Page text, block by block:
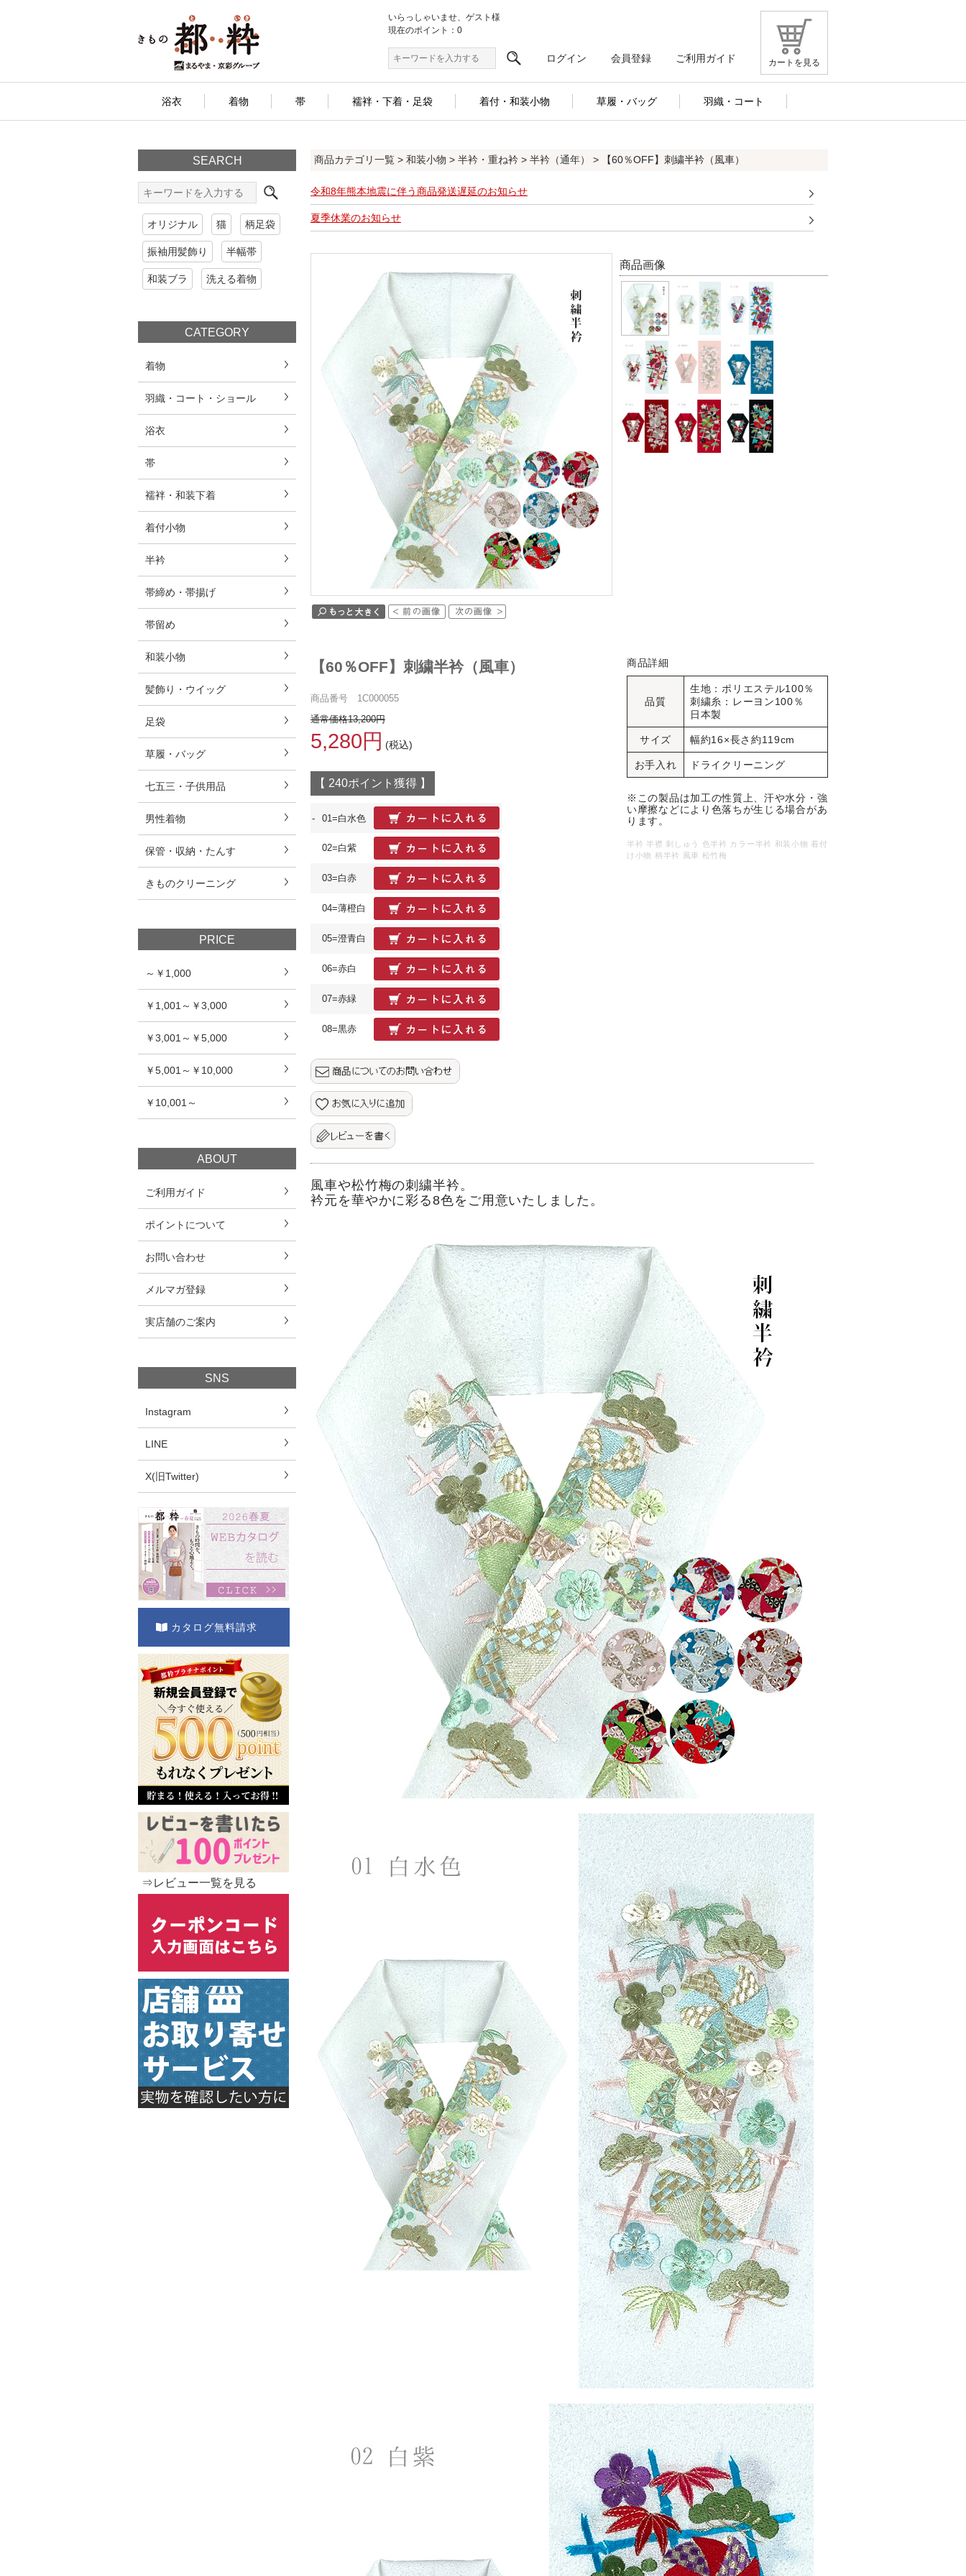
カートを見る
いらっしゃいませ、ゲスト様
現在のポイント：0
ログイン 会員登録 ご利用ガイド
浴衣 着物 帯 襦袢・下着・足袋 着付・和装小物 草履・バッグ 羽織・コート
SEARCH
オリジナル 猫 柄足袋
振袖用髪飾り 半幅帯
和装ブラ 洗える着物
CATEGORY
着物
羽織・コート・ショール
浴衣
帯
襦袢・和装下着
着付小物
半衿
帯締め・帯揚げ
帯留め
和装小物
髪飾り・ウイッグ
足袋
草履・バッグ
七五三・子供用品
男性着物
保管・収納・たんす
きものクリーニング
PRICE
～￥1,000
￥1,001～￥3,000
￥3,001～￥5,000
￥5,001～￥10,000
￥10,001～
ABOUT
ご利用ガイド
ポイントについて
お問い合わせ
メルマガ登録
実店舗のご案内
SNS
Instagram
LINE
X(旧Twitter)
カタログ無料請求
⇒レビュー一覧を見る
商品カテゴリ一覧 > 和装小物 > 半衿・重ね衿 > 半衿（通年） > 【60％OFF】刺繍半衿（風車）
令和8年熊本地震に伴う商品発送遅延のお知らせ
夏季休業のお知らせ
商品画像
商品詳細
品質
生地：ポリエステル100％
刺繍糸：レーヨン100％
日本製
サイズ 幅約16×長さ約119cm
お手入れ ドライクリーニング
※この製品は加工の性質上、汗や水分・強
い摩擦などにより色落ちが生じる場合があ
ります。
半衿 半襟 刺しゅう 色半衿 カラー半衿 和装小物 着付
け小物 柄半衿 風車 松竹梅
【60％OFF】刺繍半衿（風車）
商品番号 1C000055
通常価格13,200円
5,280円 (税込)
【 240ポイント獲得 】
- 01=白水色
02=白紫
03=白赤
04=薄橙白
05=澄青白
06=赤白
07=赤緑
08=黒赤
風車や松竹梅の刺繍半衿。
衿元を華やかに彩る8色をご用意いたしました。